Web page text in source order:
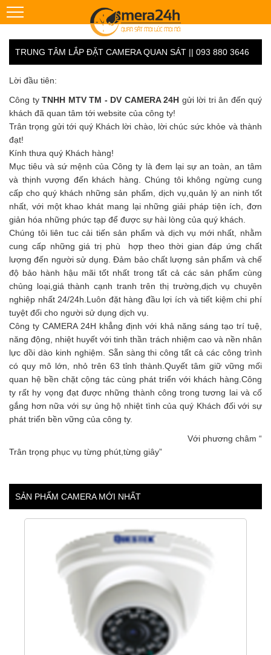
TRUNG TÂM LẮP ĐẶT CAMERA QUAN SÁT || 093 880 3646
Lời đầu tiên:
Công ty TNHH MTV TM - DV CAMERA 24H gửi lời tri ân đến quý
khách đã quan tâm tới website của công ty!
Trân trọng gửi tới quý Khách lời chào, lời chúc sức khỏe và thành
đạt!
Kính thưa quý Khách hàng!
Mục tiêu và sứ mệnh của Công ty là đem lại sự an toàn, an tâm
và thịnh vượng đến khách hàng. Chúng tôi không ngừng cung
cấp cho quý khách những sản phẩm, dịch vụ,quản lý an ninh tốt
nhất, với một khao khát mang lại những giải pháp tiện ích, đơn
giản hóa những phức tạp để được sự hài lòng của quý khách.
Chúng tôi liên tuc cải tiến sản phẩm và dịch vụ mới nhất, nhằm
cung cấp những giá trị phù hợp theo thời gian đáp ứng chất
lượng đến người sử dụng. Đảm bảo chất lượng sản phẩm và chế
độ bảo hành hậu mãi tốt nhất trong tất cả các sản phẩm cùng
chủng loại,giá thành cạnh tranh trên thị trường,dịch vụ chuyên
nghiệp nhất 24/24h.Luôn đặt hàng đầu lợi ích và tiết kiệm chi phí
tuyệt đối cho người sử dụng dịch vụ.
Công ty CAMERA 24H khẳng định với khả năng sáng tạo trí tuệ,
năng động, nhiệt huyết với tinh thần trách nhiệm cao và nền nhân
lực dồi dào kinh nghiệm. Sẵn sàng thi công tất cả các công trình
có quy mô lớn, nhỏ trên 63 tỉnh thành.Quyết tâm giữ vững mối
quan hệ bền chặt cộng tác cùng phát triển với khách hàng.Công
ty rất hy vọng đạt được những thành công trong tương lai và cố
gắng hơn nữa với sự ủng hộ nhiệt tình của quý Khách đối với sự
phát triển bền vững của công ty.
Với phương châm “
Trân trọng phục vụ từng phút,từng giây”
SẢN PHẨM CAMERA MỚI NHẤT